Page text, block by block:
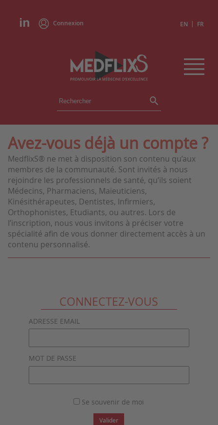
Connexion EN | FR
ÉVÉNEMENTS
INSTITUTIONS
ACADÉMIES
EXPERTS
REVUES DE PRESSE
CONGRÈS EN RÉSUMÉ
Avez-vous déjà un compte ?
MedflixS® ne met à disposition son contenu qu’aux
membres de la communauté. Sont invités à nous
rejoindre les professionnels de santé, qu’ils soient
Médecins, Pharmaciens, Maïeuticiens,
Kinésithérapeutes, Dentistes, Infirmiers,
Orthophonistes, Etudiants, ou autres. Lors de
l’inscription, nous vous invitons à préciser votre
spécialité afin de vous donner directement accès à un
contenu personnalisé.
CONNECTEZ-VOUS
ADRESSE EMAIL
MOT DE PASSE
Se souvenir de moi
Valider